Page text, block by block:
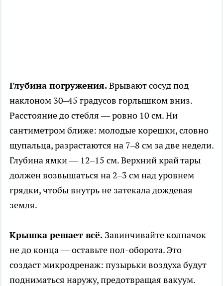
Глубина погружения.Врывают сосуд под
наклоном 30–45 градусов горлышком вниз.
Расстояние до стебля — ровно 10 см. Ни
сантиметром ближе: молодые корешки, словно
щупальца, разрастаются на 7–8 см за две недели.
Глубина ямки — 12–15 см. Верхний край тары
должен возвышаться на 2–3 см над уровнем
грядки, чтобы внутрь не затекала дождевая
земля.
Крышка решает всё. Завинчивайте колпачок
не до конца — оставьте пол-оборота. Это
создаст микродренаж: пузырьки воздуха будут
подниматься наружу, предотвращая вакуум.